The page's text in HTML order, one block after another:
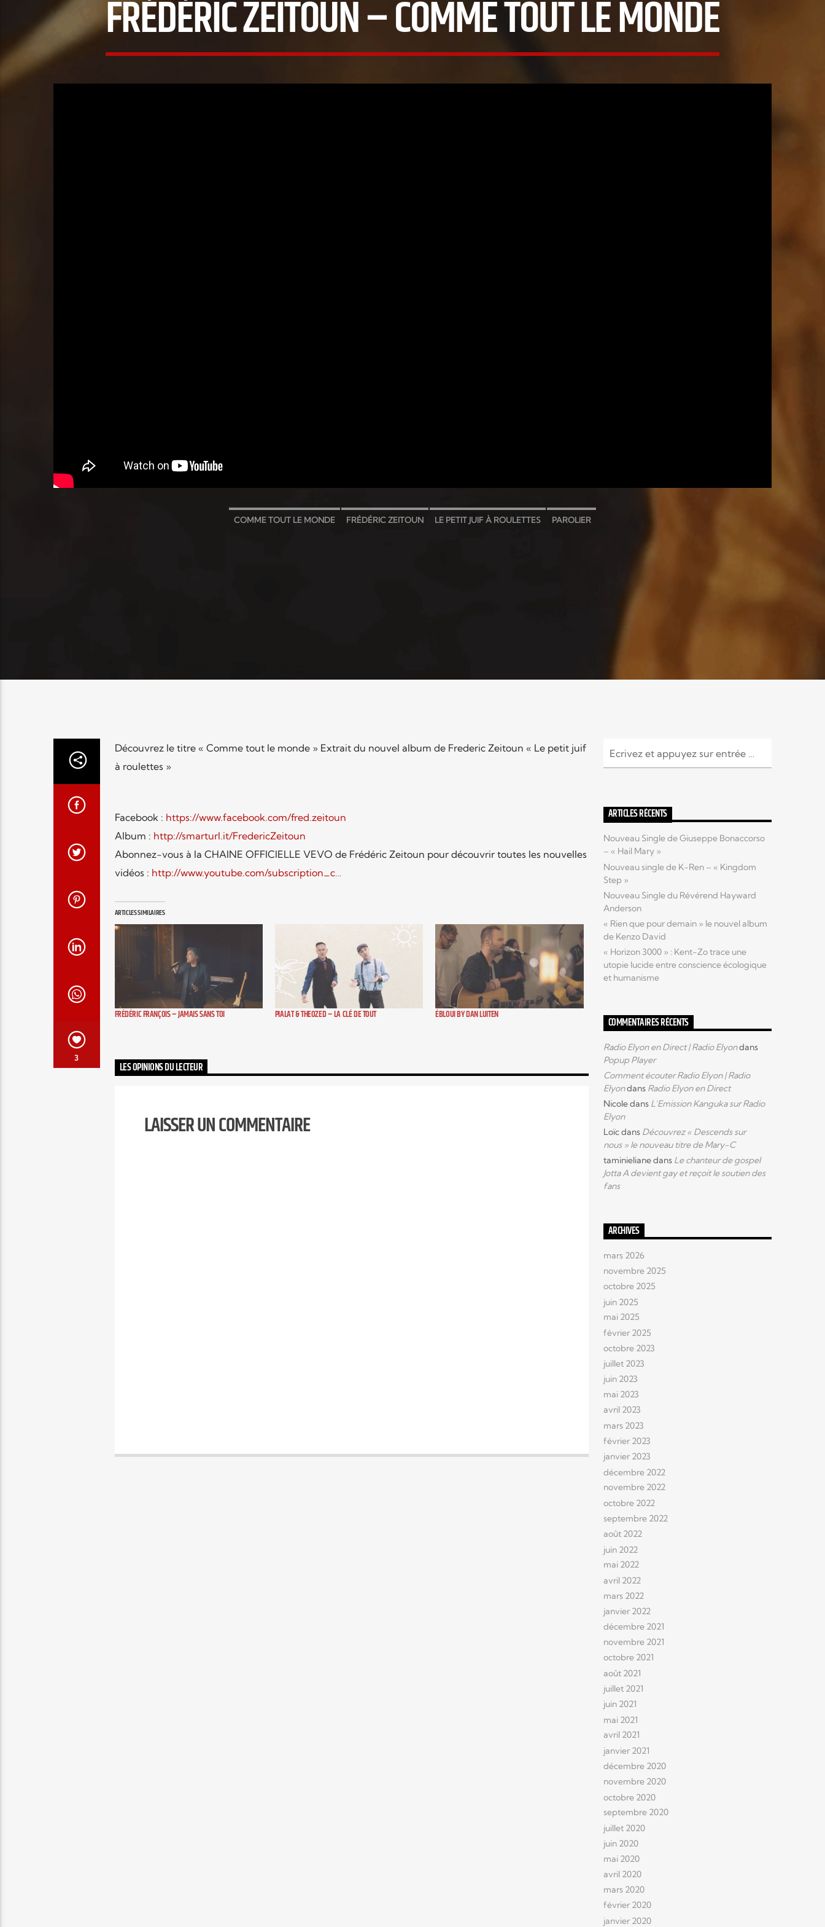
FRÉDÉRIC ZEITOUN – COMME TOUT LE MONDE
COMME TOUT LE MONDE FRÉDÉRIC ZEITOUN LE PETIT JUIF À ROULETTES PAROLIER
3
Découvrez le titre « Comme tout le monde » Extrait du nouvel album de Frederic Zeitoun « Le petit juif
à roulettes »
Facebook : https://www.facebook.com/fred.zeitoun
Album : http://smarturl.it/FredericZeitoun
Abonnez-vous à la CHAINE OFFICIELLE VEVO de Frédéric Zeitoun pour découvrir toutes les nouvelles
vidéos : http://www.youtube.com/subscription_c…
ARTICLES SIMILAIRES
FRÉDÉRIC FRANÇOIS – JAMAIS SANS TOI PIALAT & THEOZED – LA CLÉ DE TOUT ÉBLOUI BY DAN LUITEN
LES OPINIONS DU LECTEUR
LAISSER UN COMMENTAIRE
ARTICLES RÉCENTS
Nouveau Single de Giuseppe Bonaccorso
– « Hail Mary »
Nouveau single de K-Ren – « Kingdom
Step »
Nouveau Single du Révérend Hayward
Anderson
« Rien que pour demain » le nouvel album
de Kenzo David
« Horizon 3000 » : Kent-Zo trace une
utopie lucide entre conscience écologique
et humanisme
COMMENTAIRES RÉCENTS
Radio Elyon en Direct | Radio Elyondans
Popup Player
Comment écouter Radio Elyon | Radio
Elyondans Radio Elyon en Direct
Nicoledans L’Emission Kanguka sur Radio
Elyon
Loïcdans Découvrez « Descends sur
nous » le nouveau titre de Mary-C
taminielianedans Le chanteur de gospel
Jotta A devient gay et reçoit le soutien des
fans
ARCHIVES
mars 2026
novembre 2025
octobre 2025
juin 2025
mai 2025
février 2025
octobre 2023
juillet 2023
juin 2023
mai 2023
avril 2023
mars 2023
février 2023
janvier 2023
décembre 2022
novembre 2022
octobre 2022
septembre 2022
août 2022
juin 2022
mai 2022
avril 2022
mars 2022
janvier 2022
décembre 2021
novembre 2021
octobre 2021
août 2021
juillet 2021
juin 2021
mai 2021
avril 2021
janvier 2021
décembre 2020
novembre 2020
octobre 2020
septembre 2020
juillet 2020
juin 2020
mai 2020
avril 2020
mars 2020
février 2020
janvier 2020